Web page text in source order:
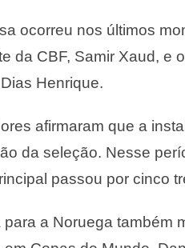
ocorreu nos últimos
da CBF, Samir Xaud, e
Henrique.
afirmaram que a
da seleção. Nesse
passou por cinco
para a Noruega também